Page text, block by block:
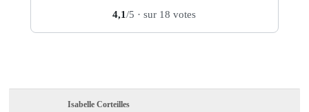
4,1/5 · sur 18 votes
Isabelle Corteilles